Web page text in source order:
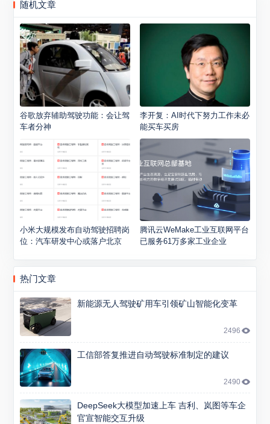
随机文章
谷歌放弃辅助驾驶功能：会让驾
车者分神
李开复：AI时代下努力工作未必
能买车买房
小米大规模发布自动驾驶招聘岗
位：汽车研发中心或落户北京
腾讯云WeMake工业互联网平台
已服务61万多家工业企业
热门文章
新能源无人驾驶矿用车引领矿山智能化变革
2496
工信部答复推进自动驾驶标准制定的建议
2490
DeepSeek大模型加速上车 吉利、岚图等车企
官宣智能交互升级